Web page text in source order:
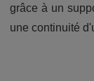
grâce à un
une continuité